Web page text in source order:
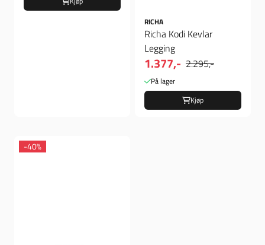
RICHA
Richa Kodi Kevlar
Legging
1.377,- 2.295,-
På lager
Kjøp
-40%